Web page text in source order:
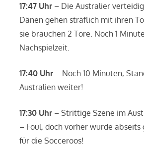
17:47 Uhr– Die Australier
Dänen gehen sträflich mit ihren
sie brauchen 2 Tore. Noch 1
Nachspielzeit.
17:40 Uhr– Noch 10 Minuten,
Australien weiter!
17:30 Uhr– Strittige Szene im
– Foul, doch vorher wurde abseits
für die Socceroos!